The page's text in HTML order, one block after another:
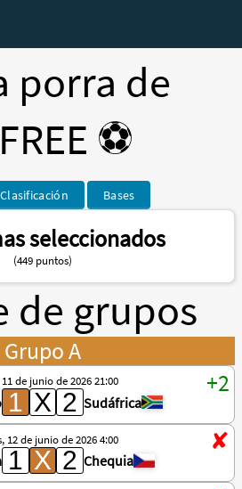
porra de
⚽️
Bases
seleccionados
(449 puntos)
de grupos
Grupo A
de junio de 2026 21:00
Sudáfrica
12 de junio de 2026 4:00
Chequia